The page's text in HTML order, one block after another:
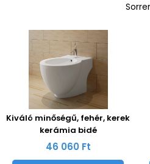
Kiváló minőségű, fehér, kerek
kerámia bidé
46 060 Ft